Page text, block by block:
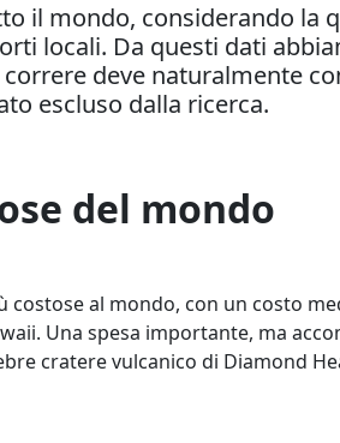
il mondo, considerando la
locali. Da questi dati
deve naturalmente
escluso dalla ricerca.
del mondo
al mondo, con un costo
Una spesa importante, ma
cratere vulcanico di Diamond